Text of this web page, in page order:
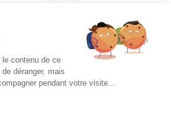
paul marius
samsonite
tamaris
contenu de ce
déranger, mais
pendant votre visite...